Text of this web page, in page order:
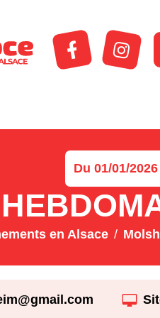
Du 01/01/
en Alsace